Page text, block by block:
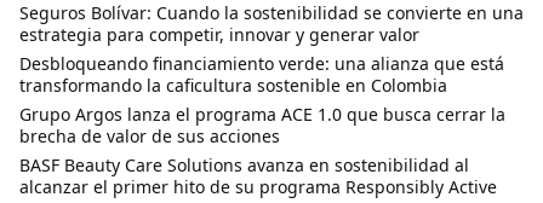
Seguros Bolívar: Cuando la sostenibilidad se convierte en una
estrategia para competir, innovar y generar valor
Desbloqueando financiamiento verde: una alianza que está
transformando la caficultura sostenible en Colombia
Grupo Argos lanza el programa ACE 1.0 que busca cerrar la
brecha de valor de sus acciones
BASF Beauty Care Solutions avanza en sostenibilidad al
alcanzar el primer hito de su programa Responsibly Active